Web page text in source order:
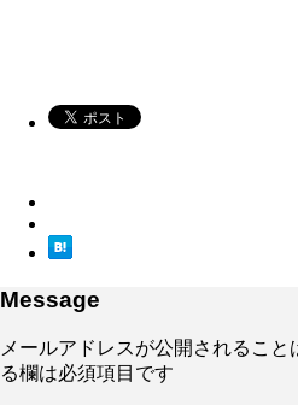
Message
メールアドレスが公開されること
る欄は必須項目です